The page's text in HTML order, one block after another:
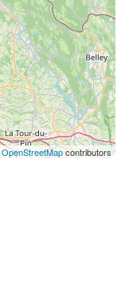
OpenStreetMapcontributors